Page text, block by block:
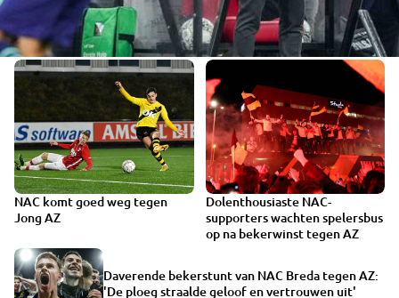
NAC komt goed weg tegen
Jong AZ1:33
Dolenthousiaste NAC-
supporters wachten spelersbus
op na bekerwinst tegen AZ
1:37
Daverende bekerstunt van NAC Breda tegen AZ:
'De ploeg straalde geloof en vertrouwen uit'